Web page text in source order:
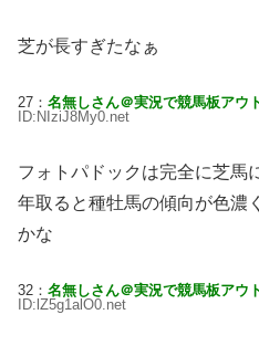
芝が長すぎたなぁ
27： 名無しさん＠実況で競馬板アウ
ID:NIziJ8My0.net
フォトパドックは完全に芝馬
年取ると種牡馬の傾向が色濃
かな
32： 名無しさん＠実況で競馬板アウ
ID:lZ5g1alO0.net